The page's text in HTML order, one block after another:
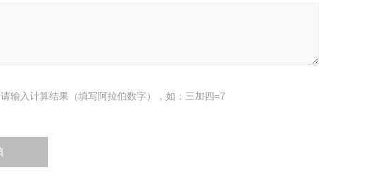
请输入计算结果（填写阿拉伯数字），如：三加四=7